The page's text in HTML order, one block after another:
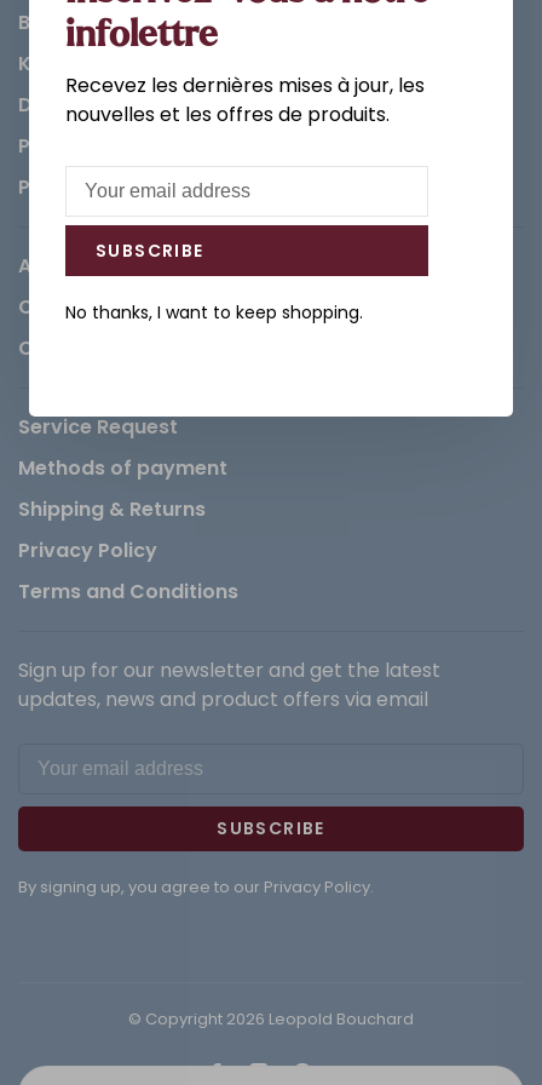
Bathroom
Kitchen
Decorations & Accessories
Paints
Parts
About us
Careers
Contact
Service Request
Methods of payment
Shipping & Returns
Privacy Policy
Terms and Conditions
Sign up for our newsletter and get the latest
updates, news and product offers via email
SUBSCRIBE
By signing up, you agree to our Privacy Policy.
© Copyright 2026 Leopold Bouchard
infolettre
Recevez les dernières mises à jour, les
nouvelles et les offres de produits.
SUBSCRIBE
No thanks, I want to keep shopping.